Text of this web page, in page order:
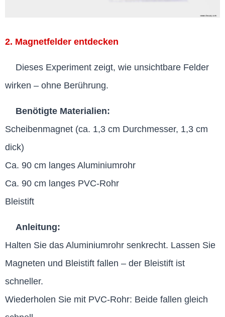
2. Magnetfelder entdecken
Dieses Experiment zeigt, wie unsichtbare Felder
wirken – ohne Berührung.
Benötigte Materialien:
Scheibenmagnet (ca. 1,3 cm Durchmesser, 1,3 cm
dick)
Ca. 90 cm langes Aluminiumrohr
Ca. 90 cm langes PVC-Rohr
Bleistift
Anleitung:
Halten Sie das Aluminiumrohr senkrecht. Lassen Sie
Magneten und Bleistift fallen – der Bleistift ist
schneller.
Wiederholen Sie mit PVC-Rohr: Beide fallen gleich